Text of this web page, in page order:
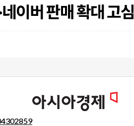
이버 판매 확대 고심